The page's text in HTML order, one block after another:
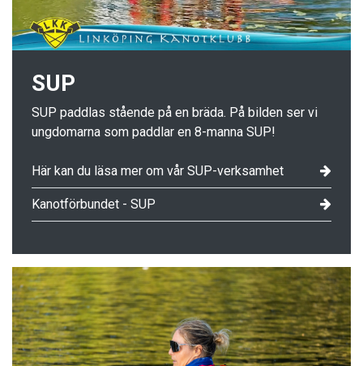
SUP
SUP paddlas stående på en bräda. På bilden ser vi
ungdomarna som paddlar en 8-manna SUP!
Här kan du läsa mer om vår SUP-verksamhet
Kanotförbundet - SUP